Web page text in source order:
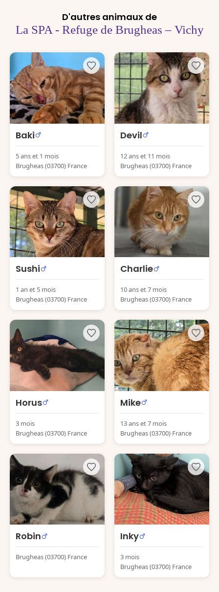
D'autres animaux de
La SPA - Refuge de Brugheas – Vichy
Baki
5 ans et 1 mois
Brugheas (03700) France
Devil
12 ans et 11 mois
Brugheas (03700) France
Sushi
1 an et 5 mois
Brugheas (03700) France
Charlie
10 ans et 7 mois
Brugheas (03700) France
Horus
3 mois
Brugheas (03700) France
Mike
13 ans et 7 mois
Brugheas (03700) France
Robin
Brugheas (03700) France
Inky
3 mois
Brugheas (03700) France